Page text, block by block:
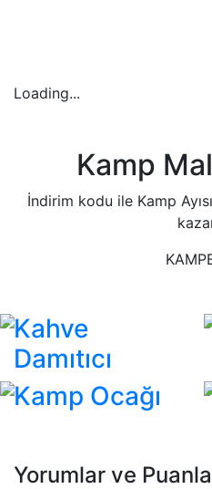
Loading...
Kamp
İndirim kodu ile Kamp
Kahve
Damıtıcı
Kamp Ocağı
Yorumlar ve